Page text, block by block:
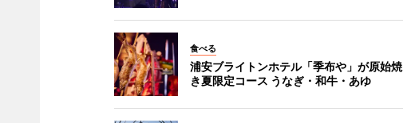
食べる
浦安ブライトンホテル「季布や」が原始焼
き夏限定コース うなぎ・和牛・あゆ